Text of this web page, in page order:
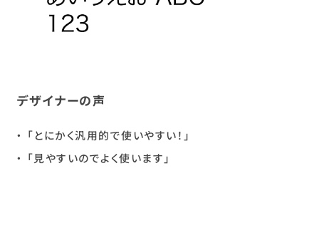
デザイナーの声
「とにかく汎用的で使いやすい！」
「見やすいのでよく使います」